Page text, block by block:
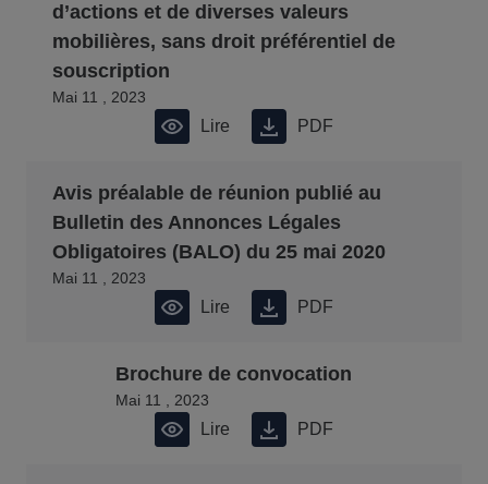
d’actions et de diverses valeurs
mobilières, sans droit préférentiel de
souscription
Mai 11 , 2023
Lire PDF
Avis préalable de réunion publié au
Bulletin des Annonces Légales
Obligatoires (BALO) du 25 mai 2020
Mai 11 , 2023
Lire PDF
Brochure de convocation
Mai 11 , 2023
Lire PDF